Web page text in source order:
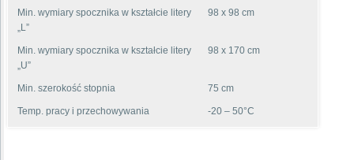
Min. wymiary spocznika w kształcie litery
„L”
98 x 98 cm
Min. wymiary spocznika w kształcie litery
„U”
98 x 170 cm
Min. szerokość stopnia 75 cm
Temp. pracy i przechowywania -20 – 50°C